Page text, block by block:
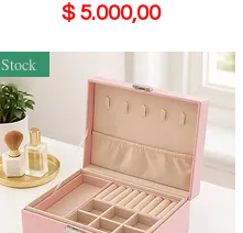
Precio
$ 5.000,00
Stock